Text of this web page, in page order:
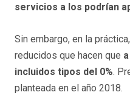
servicios a los podrían
Sin embargo, en la
reducidos que hacen que
incluidos tipos del 0%.
planteada en el año 2018.